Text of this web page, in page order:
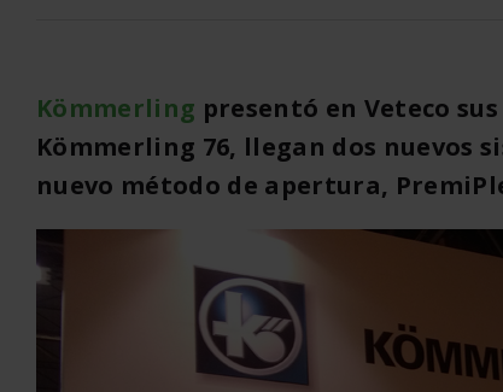
Kömmerling presentó en Veteco
Kömmerling 76, llegan dos nuevos
nuevo método de apertura,